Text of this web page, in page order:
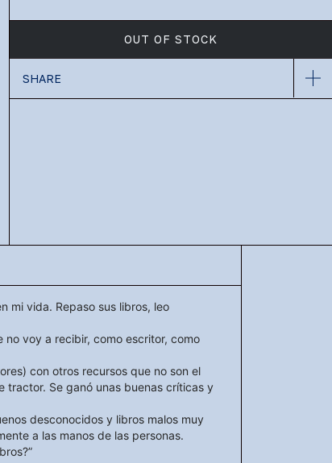
SHARE
mi vida. Repaso sus libros, leo
voy a recibir, como escritor, como
con otros recursos que no son el
tractor. Se ganó unas buenas críticas y
desconocidos y libros malos muy
a las manos de las personas.